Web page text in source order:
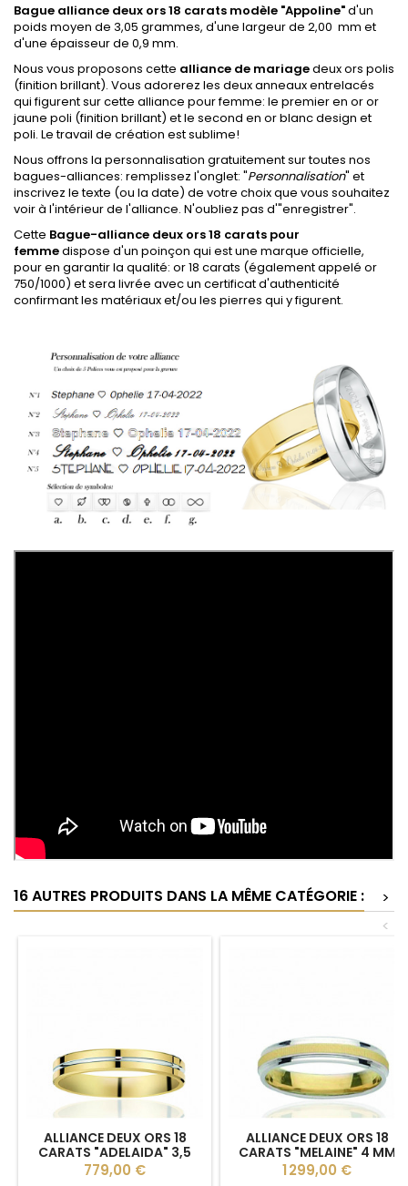
Bague alliance deux ors 18 carats modèle "Appoline"d'un
poids moyen de 3,05 grammes, d'une largeur de 2,00 mm et
d'une épaisseur de 0,9 mm.
Nous vous proposons cette alliance de mariagedeux ors polis
(finition brillant). Vous adorerez les deux anneaux entrelacés
qui figurent sur cette alliance pour femme: le premier en or or
jaune poli (finition brillant) et le second en or blanc design et
poli. Le travail de création est sublime!
Nous offrons la personnalisation gratuitement sur toutes nos
bagues-alliances: remplissez l'onglet: "Personnalisation" et
inscrivez le texte (ou la date) de votre choix que vous souhaitez
voir à l'intérieur de l'alliance. N'oubliez pas d'"enregistrer".
Cette Bague-alliance deux ors 18 carats pour
femmedispose d'un poinçon qui est une marque officielle,
pour en garantir la qualité: or 18 carats (également appelé or
750/1000) et sera livrée avec un certificat d'authenticité
confirmant les matériaux et/ou les pierres qui y figurent.
16 AUTRES PRODUITS DANS LA MÊME CATÉGORIE :
>
<
ALLIANCE DEUX ORS 18
CARATS "ADELAIDA" 3,5
MM
Prix
779,00 €
ALLIANCE DEUX ORS 18
CARATS "MELAINE" 4 MM
Prix
1 299,00 €